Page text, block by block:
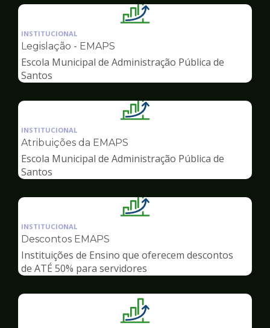
Ilustração
de
Gestão
INSTITUCIONAL
Legislação - EMAPS
Escola Municipal de Administração Pública de
Santos
Ilustração
de
Gestão
INSTITUCIONAL
Atribuições da EMAPS
Escola Municipal de Administração Pública de
Santos
Ilustração
Gestão
INSTITUCIONAL
Descontos EMAPS
Instituições de Ensino que oferecem descontos
de ATÉ 50% para servidores
Ilustração